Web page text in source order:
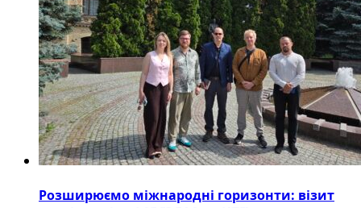
Розширюємо міжнародні горизонти: візит